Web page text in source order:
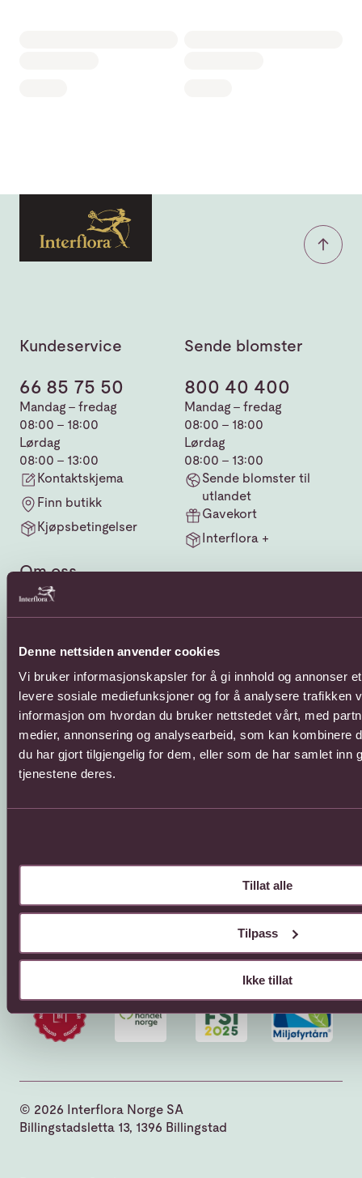
Denne nettsiden anvender cookies
Vi bruker informasjonskapsler for å gi innhold og annonser
levere sosiale mediefunksjoner og for å analysere trafikken
informasjon om hvordan du bruker nettstedet vårt, med
medier, annonsering og analysearbeid, som kan kombinere
du har gjort tilgjengelig for dem, eller som de har samlet inn
tjenestene deres.
Tillat alle
Tilpass
Ikke tillat
Kundeservice
66 85 75 50
Mandag - fredag
08:00 - 18:00
Lørdag
08:00 - 13:00
Kontaktskjema
Finn butikk
Kjøpsbetingelser
Sende blomster
800 40 400
Mandag - fredag
08:00 - 18:00
Lørdag
08:00 - 13:00
Sende blomster til
utlandet
Gavekort
Interflora +
Om oss
Bærekraft og
Humanitært fond
Interfloras kvalitetssjekk
Hvordan bli Interflora
butikk?
Varedeklarasjon for
tilleggsprodukter
Sosial
Facebook
© 2026 Interflora Norge SA
Billingstadsletta 13, 1396 Billingstad